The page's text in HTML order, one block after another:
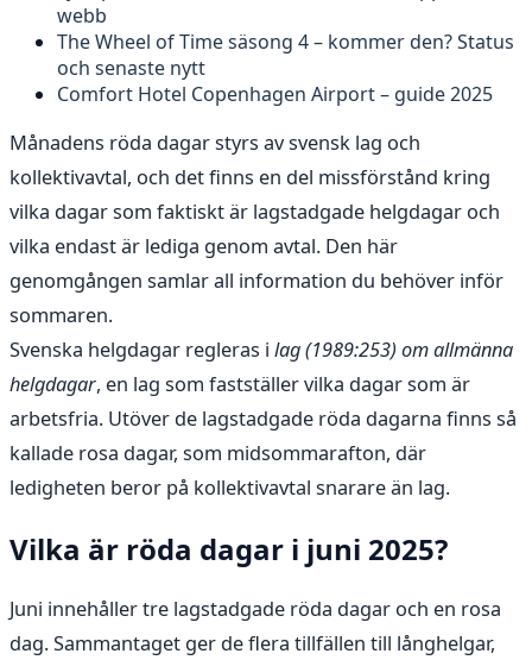
webb
The Wheel of Time säsong 4 – kommer den? Status
och senaste nytt
Comfort Hotel Copenhagen Airport – guide 2025
Månadens röda dagar styrs av svensk lag och
kollektivavtal, och det finns en del missförstånd kring
vilka dagar som faktiskt är lagstadgade helgdagar och
vilka endast är lediga genom avtal. Den här
genomgången samlar all information du behöver inför
sommaren.
Svenska helgdagar regleras i lag (1989:253) om allmänna
helgdagar, en lag som fastställer vilka dagar som är
arbetsfria. Utöver de lagstadgade röda dagarna finns så
kallade rosa dagar, som midsommarafton, där
ledigheten beror på kollektivavtal snarare än lag.
Vilka är röda dagar i juni 2025?
Juni innehåller tre lagstadgade röda dagar och en rosa
dag. Sammantaget ger de flera tillfällen till långhelgar,